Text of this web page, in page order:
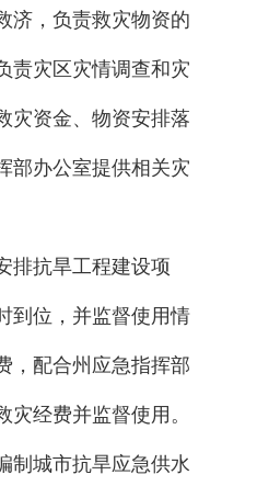
济，负责救灾物资的
责灾区灾情调查和灾
灾资金、物资安排落
部办公室提供相关灾
抗旱工程建设项
到位，并监督使用情
，配合州应急指挥部
灾经费并监督使用。
城市抗旱应急供水